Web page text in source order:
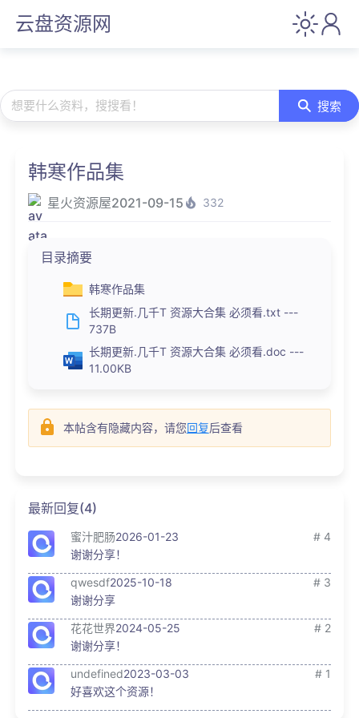
云盘资源网
想要什么资料，搜搜看！ 搜索
韩寒作品集
星火资源屋2021-09-15 332
目录摘要
韩寒作品集
长期更新.几千T 资源大合集 必须看.txt ---
737B
长期更新.几千T 资源大合集 必须看.doc ---
11.00KB
本帖含有隐藏内容，请您回复后查看
最新回复(4)
蜜汁肥肠2026-01-23
# 4
谢谢分享！
qwesdf2025-10-18
# 3
谢谢分享
花花世界2024-05-25
# 2
谢谢分享！
undefined2023-03-03
# 1
好喜欢这个资源！